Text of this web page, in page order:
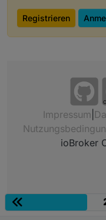
Registrieren
Impressum
ioBroker